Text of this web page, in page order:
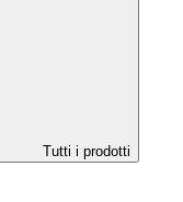
Tutti i prodotti